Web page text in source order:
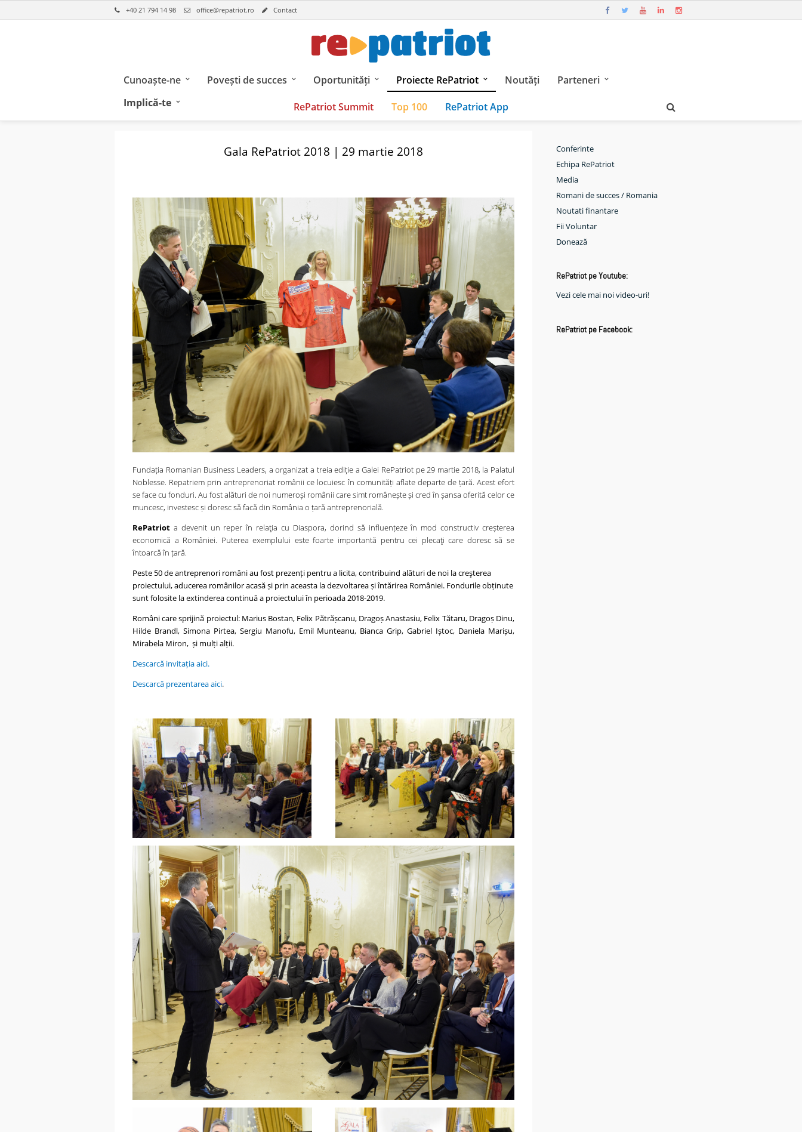
+40 21 794 14 98 office@repatriot.ro Contact
Cunoaște-ne Povești de succes Oportunități Proiecte RePatriot Noutăți
Parteneri
Implică-te
RePatriot Summit Top 100 RePatriot App
Gala RePatriot 2018 | 29 martie 2018
Fundația Romanian Business Leaders, a organizat a treia ediție a Galei RePatriot pe 29 martie 2018, la Palatul
Noblesse. Repatriem prin antreprenoriat românii ce locuiesc în comunități aflate departe de țară. Acest efort
se face cu fonduri. Au fost alături de noi numeroși românii care simt românește și cred în șansa oferită celor ce
muncesc, investesc și doresc să facă din România o țară antreprenorială.
RePatriot a devenit un reper în relaţia cu Diaspora, dorind să influențeze în mod constructiv creșterea
economică a României. Puterea exemplului este foarte importantă pentru cei plecaţi care doresc să se
întoarcă în țară.
Peste 50 de antreprenori români au fost prezenți pentru a licita, contribuind alături de noi la creşterea
proiectului, aducerea românilor acasă și prin aceasta la dezvoltarea și întărirea României. Fondurile obținute
sunt folosite la extinderea continuă a proiectului în perioada 2018-2019.
Români care sprijină proiectul: Marius Bostan, Felix Pătrășcanu, Dragoș Anastasiu, Felix Tătaru, Dragoș Dinu,
Hilde Brandl, Simona Pirtea, Sergiu Manofu, Emil Munteanu, Bianca Grip, Gabriel Iștoc, Daniela Marișu,
Mirabela Miron, și mulți alții.
Descarcă invitația aici.
Descarcă prezentarea aici.
Conferinte
Echipa RePatriot
Media
Romani de succes / Romania
Noutati finantare
Fii Voluntar
Donează
RePatriot pe Youtube:
Vezi cele mai noi video-uri!
RePatriot pe Facebook: